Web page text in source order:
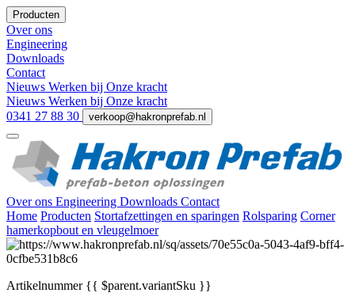
Producten
Over ons
Engineering
Downloads
Contact
Nieuws Werken bij Onze kracht
Nieuws Werken bij Onze kracht
0341 27 88 30
verkoop@hakronprefab.nl
Over ons Engineering Downloads Contact
Home Producten Stortafzettingen en sparingen Rolsparing Corner
hamerkopbout en vleugelmoer
Artikelnummer{{ $parent.variantSku }}